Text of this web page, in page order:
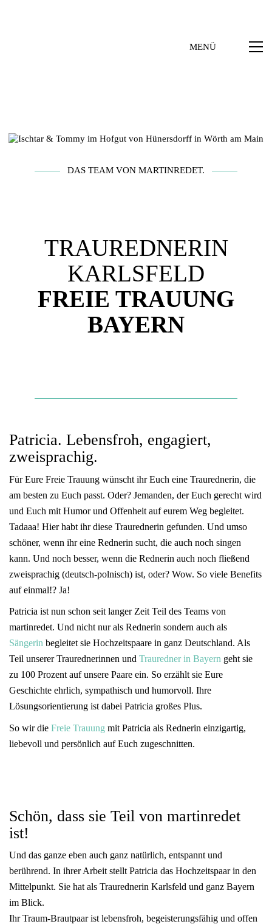
MENÜ
DAS TEAM VON MARTINREDET.
TRAUREDNERIN
KARLSFELD
FREIE TRAUUNG
BAYERN
Patricia. Lebensfroh, engagiert,
zweisprachig.
Für Eure Freie Trauung wünscht ihr Euch eine Traurednerin, die
am besten zu Euch passt. Oder? Jemanden, der Euch gerecht wird
und Euch mit Humor und Offenheit auf eurem Weg begleitet.
Tadaaa! Hier habt ihr diese Traurednerin gefunden. Und umso
schöner, wenn ihr eine Rednerin sucht, die auch noch singen
kann. Und noch besser, wenn die Rednerin auch noch fließend
zweisprachig (deutsch-polnisch) ist, oder? Wow. So viele Benefits
auf einmal!? Ja!
Patricia ist nun schon seit langer Zeit Teil des Teams von
martinredet. Und nicht nur als Rednerin sondern auch als
Sängerin begleitet sie Hochzeitspaare in ganz Deutschland. Als
Teil unserer Traurednerinnen und Trauredner in Bayern geht sie
zu 100 Prozent auf unsere Paare ein. So erzählt sie Eure
Geschichte ehrlich, sympathisch und humorvoll. Ihre
Lösungsorientierung ist dabei Patricia großes Plus.
So wir die Freie Trauung mit Patricia als Rednerin einzigartig,
liebevoll und persönlich auf Euch zugeschnitten.
Schön, dass sie Teil von martinredet
ist!
Und das ganze eben auch ganz natürlich, entspannt und
berührend. In ihrer Arbeit stellt Patricia das Hochzeitspaar in den
Mittelpunkt. Sie hat als Traurednerin Karlsfeld und ganz Bayern
im Blick.
Ihr Traum-Brautpaar ist lebensfroh, begeisterungsfähig und offen